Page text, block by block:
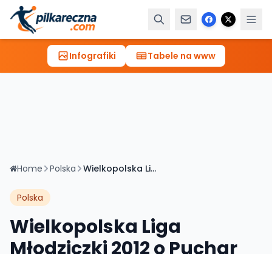
Infografiki Tabele na www
Home Polska Wielkopolska Liga Młodziczki 2012 o Puchar Prezesa WZPR kobiet: APR GLADIATOR OBORNIKI 2012 8-10 UKS Bukowia 2012
Polska
Wielkopolska Liga
Młodziczki 2012 o Puchar